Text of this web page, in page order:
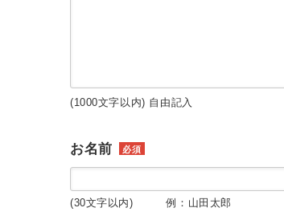
(1000文字以内) 自由記入
お名前 必須
(30文字以内) 例：山田太郎